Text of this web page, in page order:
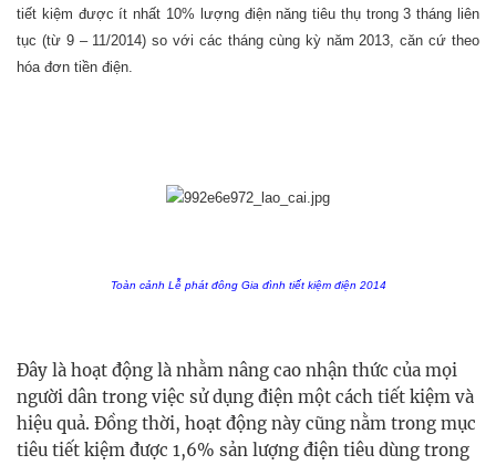
tiết kiệm được ít nhất 10% lượng điện năng tiêu thụ trong 3 tháng liên
tục (từ 9 – 11/2014) so với các tháng cùng kỳ năm 2013, căn cứ theo
hóa đơn tiền điện.
Toàn cảnh Lễ phát đông Gia đình tiết kiệm điện 2014
Đây là hoạt động là nhằm nâng cao nhận thức của mọi
người dân trong việc sử dụng điện một cách tiết kiệm và
hiệu quả. Đồng thời, hoạt động này cũng nằm trong mục
tiêu tiết kiệm được 1,6% sản lượng điện tiêu dùng trong